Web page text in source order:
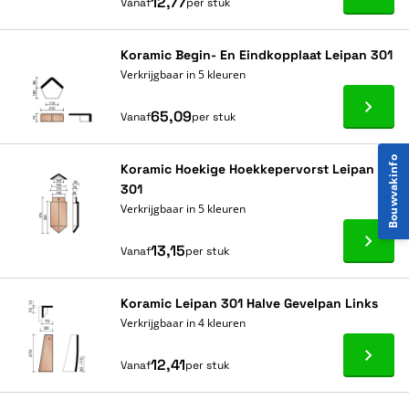
Koramic Begin- En Eindkopplaat Leipan 301
Verkrijgbaar in 5 kleuren
Vanaf65,09per stuk Ga
Koramic Hoekige Hoekkepervorst Leipan
301
Verkrijgbaar in 5 kleuren
Vanaf13,15per stuk Ga
Koramic Leipan 301 Halve Gevelpan Links
Verkrijgbaar in 4 kleuren
Vanaf12,41per stuk Ga
Bouwvakinfo